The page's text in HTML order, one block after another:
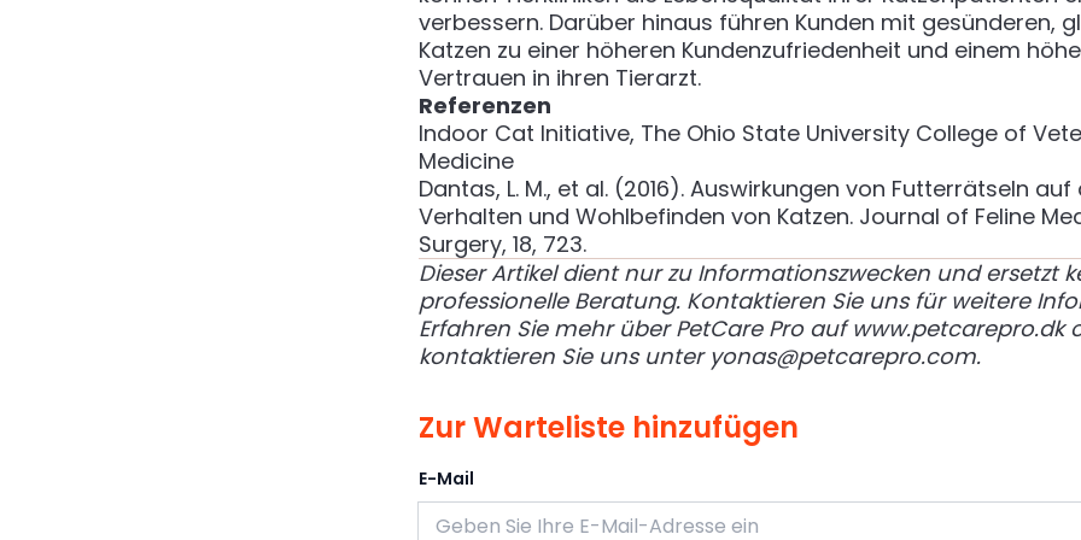
verbessern. Darüber hinaus führen Kunden mit gesünderen,
Katzen zu einer höheren Kundenzufriedenheit und einem
Vertrauen in ihren Tierarzt.
Referenzen
Indoor Cat Initiative, The Ohio State University College of
Medicine
Dantas, L. M., et al. (2016). Auswirkungen von Futterrätseln auf
Verhalten und Wohlbefinden von Katzen. Journal of Feline
Surgery, 18, 723.
Dieser Artikel dient nur zu Informationszwecken und ersetzt
professionelle Beratung. Kontaktieren Sie uns für weitere
Erfahren Sie mehr über PetCare Pro aufwww.petcarepro.dk
kontaktieren Sie uns unter yonas@petcarepro.com.
Zur Warteliste hinzufügen
E-Mail